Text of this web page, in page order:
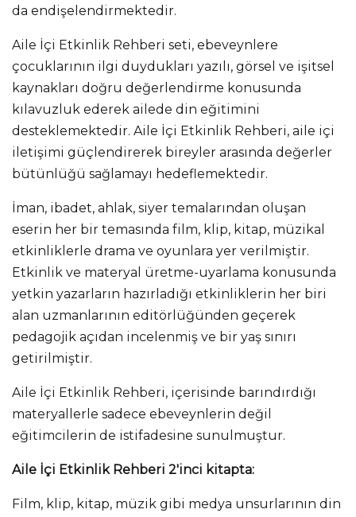
da endişelendirmektedir.
Aile İçi Etkinlik Rehberi seti, ebeveynlere
çocuklarının ilgi duydukları yazılı, görsel ve işitsel
kaynakları doğru değerlendirme konusunda
kılavuzluk ederek ailede din eğitimini
desteklemektedir. Aile İçi Etkinlik Rehberi, aile içi
iletişimi güçlendirerek bireyler arasında değerler
bütünlüğü sağlamayı hedeflemektedir.
İman, ibadet, ahlak, siyer temalarından oluşan
eserin her bir temasında film, klip, kitap, müzikal
etkinliklerle drama ve oyunlara yer verilmiştir.
Etkinlik ve materyal üretme-uyarlama konusunda
yetkin yazarların hazırladığı etkinliklerin her biri
alan uzmanlarının editörlüğünden geçerek
pedagojik açıdan incelenmiş ve bir yaş sınırı
getirilmiştir.
Aile İçi Etkinlik Rehberi, içerisinde barındırdığı
materyallerle sadece ebeveynlerin değil
eğitimcilerin de istifadesine sunulmuştur.
Aile İçi Etkinlik Rehberi 2'inci kitapta:
Film, klip, kitap, müzik gibi medya unsurlarının din